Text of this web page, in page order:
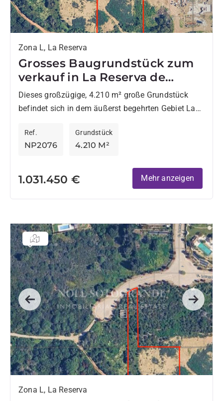
Zona L, La Reserva
Grosses Baugrundstück zum
verkauf in La Reserva de
Sotogrande
Dieses großzügige, 4.210 m² große Grundstück
befindet sich in dem äußerst begehrten Gebiet La
hervorragende Gelegenheit, ein maßgeschneidertes
Eigenheim...
NP2076
Ref.
4.210 M²
Grundstück
1.031.450 € Mehr anzeigen
Previous Next
Zona L, La Reserva